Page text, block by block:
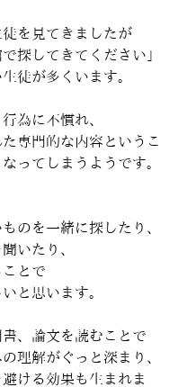
を見てきましたが
探してきてください」
徒が多くいます。
為に不慣れ、
専門的な内容というこ
ってしまうようです。
のを一緒に探したり、
いたり、
とで
と思います。
、論文を読むことで
理解がぐっと深まり、
ける効果も生まれま